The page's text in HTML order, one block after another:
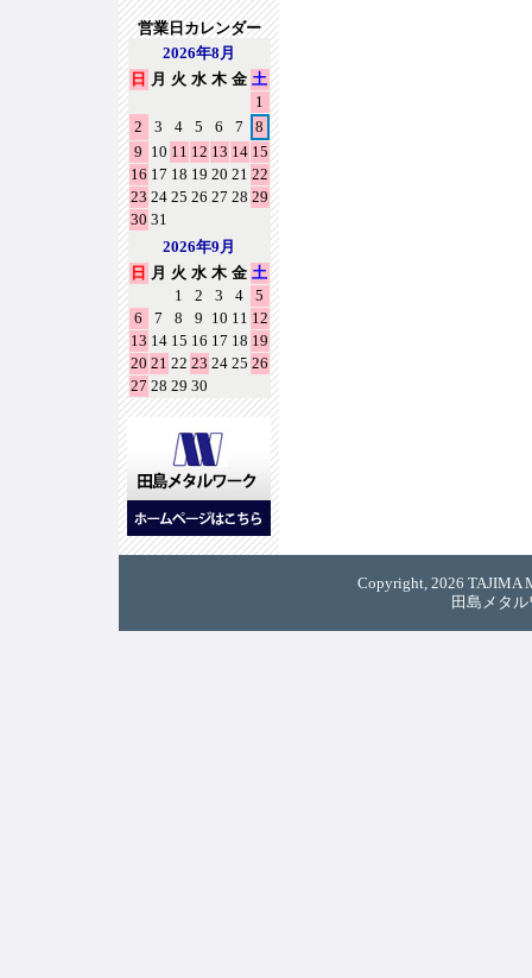
営業日カレンダー
2026年8月
日 月 火 水 木 金 土
1
2
3 4 5 6 7
8
9 10 11 12 13 14 15
16 17 18 19 20 21 22
23 24 25 26 27 28 29
30 31
2026年9月
日 月 火 水 木 金 土
1
2 3 4
5
6
7 8 9 10 11 12
13 14 15 16 17 18 19
20 21 22 23 24 25 26
27 28 29 30
Copyright, 2026 TAJIMA
田島メタ